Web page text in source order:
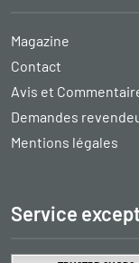
Magazine
Contact
Avis et
Demandes
Mentions légales
Service